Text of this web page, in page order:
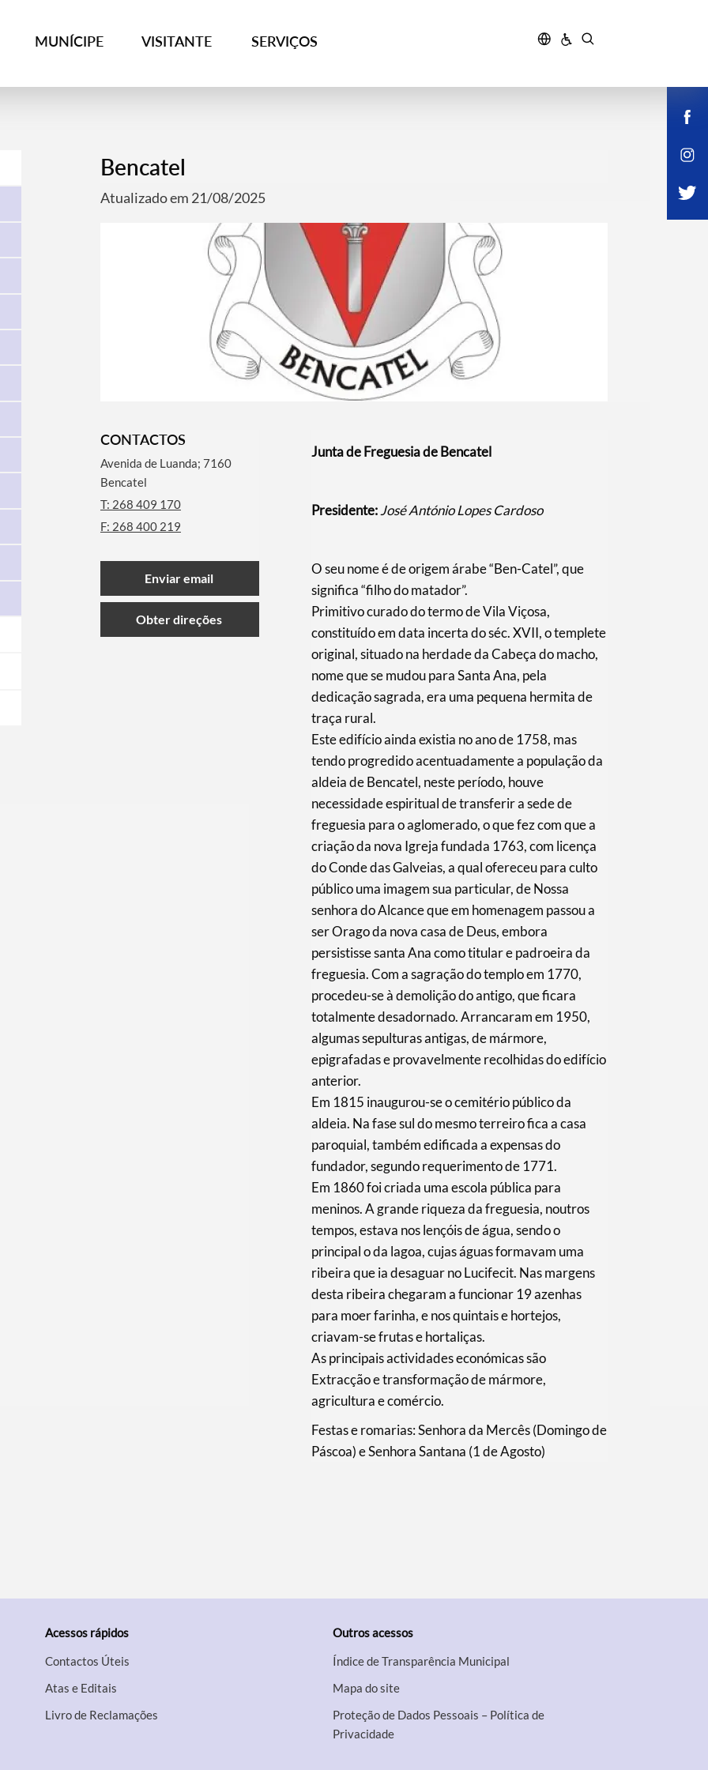
MUNÍCIPE VISITANTE SERVIÇOS
Bencatel
Atualizado em 21/08/2025
CONTACTOS
Avenida de Luanda; 7160
Bencatel
T: 268 409 170
F: 268 400 219
Enviar email
Obter direções
Junta de Freguesia de Bencatel
Presidente:José António Lopes Cardoso
O seu nome é de origem árabe “Ben-Catel”, que
significa “filho do matador”.
Primitivo curado do termo de Vila Viçosa,
constituído em data incerta do séc. XVII, o templete
original, situado na herdade da Cabeça do macho,
nome que se mudou para Santa Ana, pela
dedicação sagrada, era uma pequena hermita de
traça rural.
Este edifício ainda existia no ano de 1758, mas
tendo progredido acentuadamente a população da
aldeia de Bencatel, neste período, houve
necessidade espiritual de transferir a sede de
freguesia para o aglomerado, o que fez com que a
criação da nova Igreja fundada 1763, com licença
do Conde das Galveias, a qual ofereceu para culto
público uma imagem sua particular, de Nossa
senhora do Alcance que em homenagem passou a
ser Orago da nova casa de Deus, embora
persistisse santa Ana como titular e padroeira da
freguesia. Com a sagração do templo em 1770,
procedeu-se à demolição do antigo, que ficara
totalmente desadornado. Arrancaram em 1950,
algumas sepulturas antigas, de mármore,
epigrafadas e provavelmente recolhidas do edifício
anterior.
Em 1815 inaugurou-se o cemitério público da
aldeia. Na fase sul do mesmo terreiro fica a casa
paroquial, também edificada a expensas do
fundador, segundo requerimento de 1771.
Em 1860 foi criada uma escola pública para
meninos. A grande riqueza da freguesia, noutros
tempos, estava nos lençóis de água, sendo o
principal o da lagoa, cujas águas formavam uma
ribeira que ia desaguar no Lucifecit. Nas margens
desta ribeira chegaram a funcionar 19 azenhas
para moer farinha, e nos quintais e hortejos,
criavam-se frutas e hortaliças.
As principais actividades económicas são
Extracção e transformação de mármore,
agricultura e comércio.
Festas e romarias: Senhora da Mercês (Domingo de
Páscoa) e Senhora Santana (1 de Agosto)
Acessos rápidos
Contactos Úteis
Atas e Editais
Livro de Reclamações
Outros acessos
Índice de Transparência Municipal
Mapa do site
Proteção de Dados Pessoais – Política de
Privacidade